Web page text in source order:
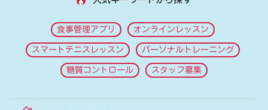
食事管理アプリ オンラインレッスン
スマートテニスレッスン パーソナルトレーニング
糖質コントロール スタッフ募集